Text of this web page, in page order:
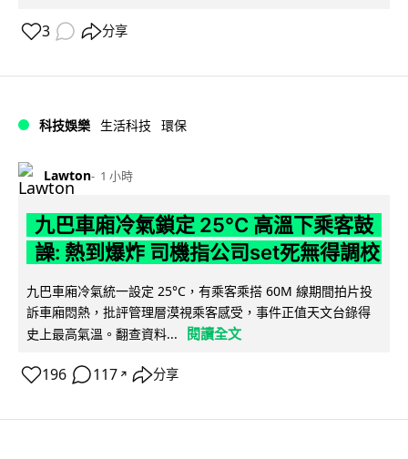
3 分享
科技娛樂 生活科技 環保
Lawton 1 小時
九巴車廂冷氣鎖定 25°C 高溫下乘客鼓
譟: 熱到爆炸 司機指公司set死無得調校
九巴車廂冷氣統一設定 25°C，有乘客乘搭 60M 線期間拍片投
訴車廂悶熱，批評管理層漠視乘客感受，事件正值天文台錄得
史上最高氣溫。翻查資料...
閱讀全文
196 117 ↗ 分享